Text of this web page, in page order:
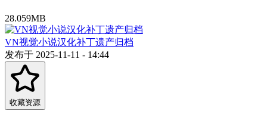
28.059MB
VN视觉小说汉化补丁遗产归档
发布于 2025-11-11 - 14:44
收藏资源